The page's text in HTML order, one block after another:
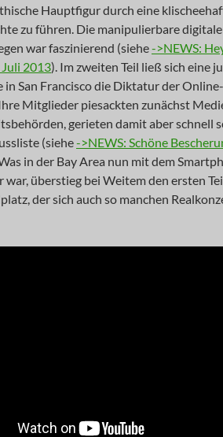
Hauptfigur durch eine
zu führen. Die manipulierbare
war faszinierend (siehe->NEWS:
2013). Im zweiten Teil ließ sich eine
in San Francisco die Diktatur der
Mitglieder piesackten zunächst
gerieten damit aber schnell
(siehe->NEWS: Schöne
in der Bay Area nun mit dem
war, überstieg bei Weitem den ersten
der sich auch so manchen